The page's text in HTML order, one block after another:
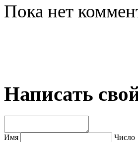
Пока нет
Написать
Имя Число